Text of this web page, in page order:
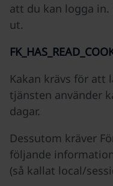
att du kan logga in.
ut.
Kakan krävs för
tjänsten använder
dagar.
Dessutom kräver
följande
(så kallat local/